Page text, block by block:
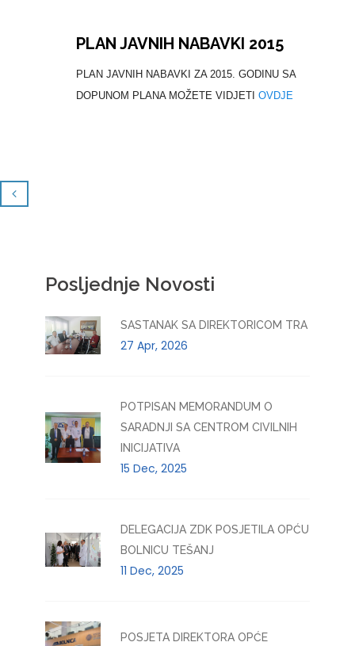
PLAN JAVNIH NABAVKI 2015
PLAN JAVNIH NABAVKI ZA 2015. GODINU SA
DOPUNOM PLANA MOŽETE VIDJETIOVDJE
Posljednje Novosti
SASTANAK SA DIREKTORICOM TRA
27 Apr, 2026
POTPISAN MEMORANDUM O
SARADNJI SA CENTROM CIVILNIH
INICIJATIVA
15 Dec, 2025
DELEGACIJA ZDK POSJETILA OPĆU
BOLNICU TEŠANJ
11 Dec, 2025
POSJETA DIREKTORA OPĆE